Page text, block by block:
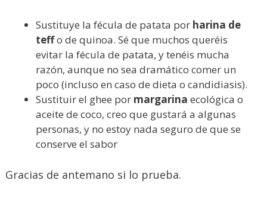
Sustituye la fécula de patata por harina de
teffo de quinoa. Sé que muchos queréis
evitar la fécula de patata, y tenéis mucha
razón, aunque no sea dramático comer un
poco (incluso en caso de dieta o candidiasis).
Sustituir el ghee por margarina ecológica o
aceite de coco, creo que gustará a algunas
personas, y no estoy nada seguro de que se
conserve el sabor
Gracias de antemano si lo prueba.